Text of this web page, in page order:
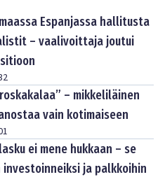
Espanjassa hallitusta
– vaalivoittaja joutui
– mikkeliläinen
vain kotimaiseen
ei mene hukkaan – se
ja palkkoihin